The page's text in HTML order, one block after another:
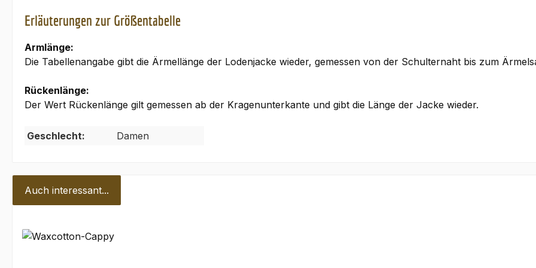
Erläuterungen zur Größentabelle
Armlänge:
Die Tabellenangabe gibt die Ärmellänge der Lodenjacke wieder, gemessen von der Schulternaht bis zum
Rückenlänge:
Der Wert Rückenlänge gilt gemessen ab der Kragenunterkante und gibt die Länge der Jacke wieder.
Geschlecht: Damen
Auch interessant...